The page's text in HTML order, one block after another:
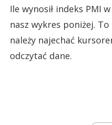
Ile wynosił indeks PMI
nasz wykres poniżej.
należy najechać
odczytać dane.